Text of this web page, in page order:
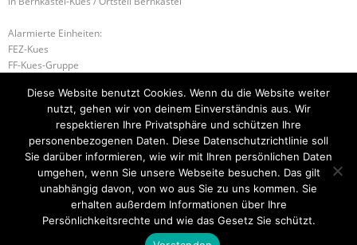
Alarmierte Einheiten:
FEZ-Kues
FF-Kues-Gruppe
Führungsstaffel-BeKu
B-2 BRANDMELDEANLAGE B-2 FLÄCHENBRAND – GROSS
Startseite Einsätze Mitglied werden Über uns
Kontakt
Diese Website benutzt Cookies. Wenn du die Website weiter
nutzt, gehen wir von deinem Einverständnis aus. Wir
respektieren Ihre Privatsphäre und schützen Ihre
personenbezogenen Daten. Diese Datenschutzrichtlinie soll
Sie darüber informieren, wie wir mit Ihren persönlichen Daten
umgehen, wenn Sie unsere Webseite besuchen. Das gilt
unabhängig davon, von wo aus Sie zu uns kommen. Sie
erhalten außerdem Informationen über Ihre
Persönlichkeitsrechte und wie das Gesetz Sie schützt.